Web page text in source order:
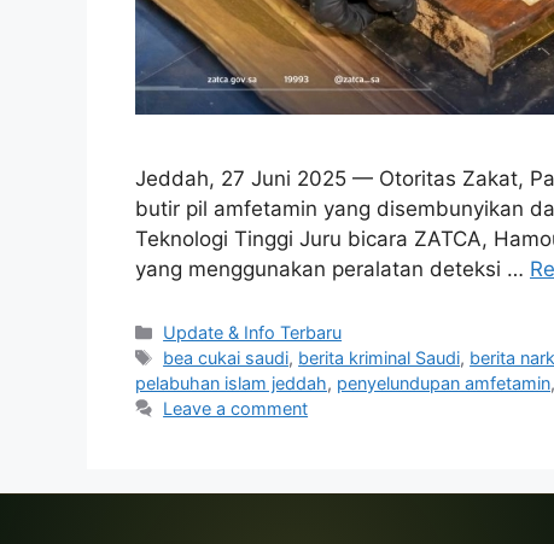
Jeddah, 27 Juni 2025 — Otoritas Zakat,
butir pil amfetamin yang disembunyikan
Teknologi Tinggi Juru bicara ZATCA,
yang menggunakan peralatan deteksi …
Categories
Update & Info Terbaru
Tags
bea cukai saudi, berita kriminal Saudi, berita
pelabuhan islam jeddah, penyelundupan amfetamin,
Leave a comment